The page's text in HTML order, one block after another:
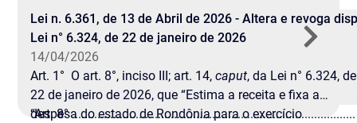
referente às empresas em que o
Estado detém a maioria do capital
social.
Lei n. 6.361, de 13 de Abril de 2026 - Altera e revoga
Lei n° 6.324, de 22 de janeiro de 2026
14/04/2026
Art. 1° O art. 8°, inciso III; art. 14, caput, da Lei n° 6.324, de
22 de janeiro de 2026, que “Estima a receita e fixa a
despesa do estado de Rondônia para o exercício
“Art. 8° ........................................................................................